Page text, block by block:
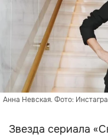
Анна Невская. Фото:
Звезда сериала